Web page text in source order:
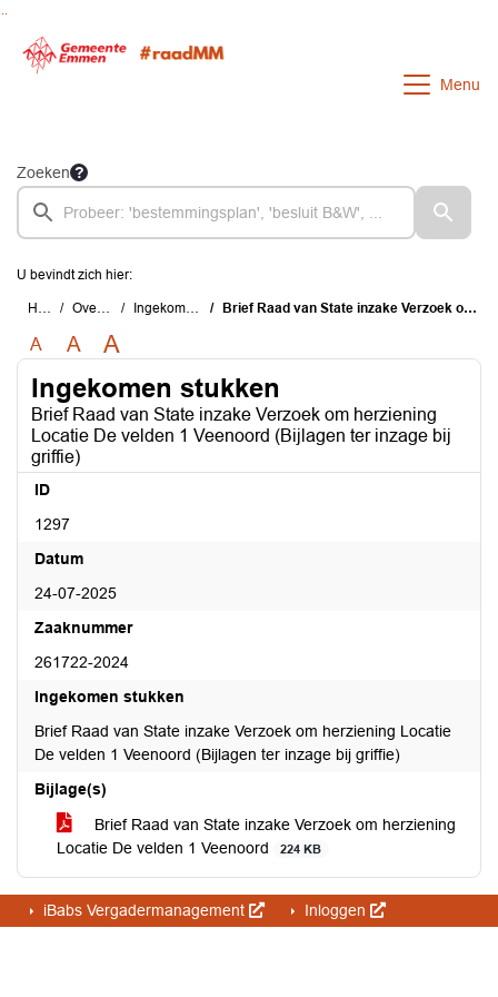
Menu
Zoeken
U bevindt zich hier:
Home Overzichten Ingekomen stukken Brief Raad van State inzake Verzoek om herziening Locatie De velden 1 Veenoord (Bijlagen ter inzage bij griffie)
A A A
Ingekomen stukken
Brief Raad van State inzake Verzoek om herziening
Locatie De velden 1 Veenoord (Bijlagen ter inzage bij
griffie)
ID
1297
Datum
24-07-2025
Zaaknummer
261722-2024
Ingekomen stukken
Brief Raad van State inzake Verzoek om herziening Locatie
De velden 1 Veenoord (Bijlagen ter inzage bij griffie)
Bijlage(s)
Brief Raad van State inzake Verzoek om herziening
Locatie De velden 1 Veenoord
224 KB
iBabs Vergadermanagement Inloggen